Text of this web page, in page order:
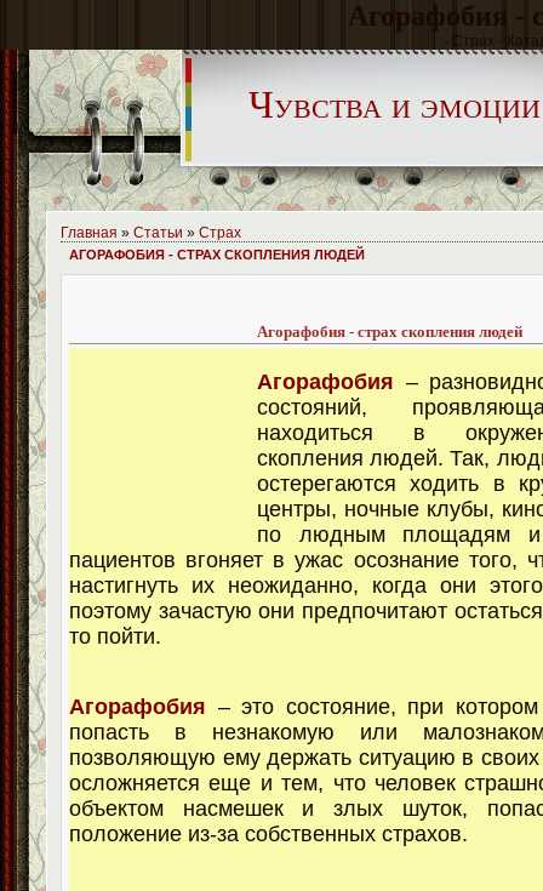
Агорафобия -
- Страх -
Чувства и эмоции
Главная » Статьи » Страх
АГОРАФОБИЯ - СТРАХ СКОПЛЕНИЯ ЛЮДЕЙ
Агорафобия - страх скопления людей
Агорафобия –
состояний,
находиться в
скопления людей. Так,
остерегаются ходить в
центры, ночные клубы,
по людным площадям и
пациентов вгоняет в ужас осознание того,
настигнуть их неожиданно, когда они
поэтому зачастую они предпочитают
то пойти.
Агорафобия – это состояние, при
попасть в незнакомую или
позволяющую ему держать ситуацию в своих
осложняется еще и тем, что человек
объектом насмешек и злых шуток,
положение из-за собственных страхов.